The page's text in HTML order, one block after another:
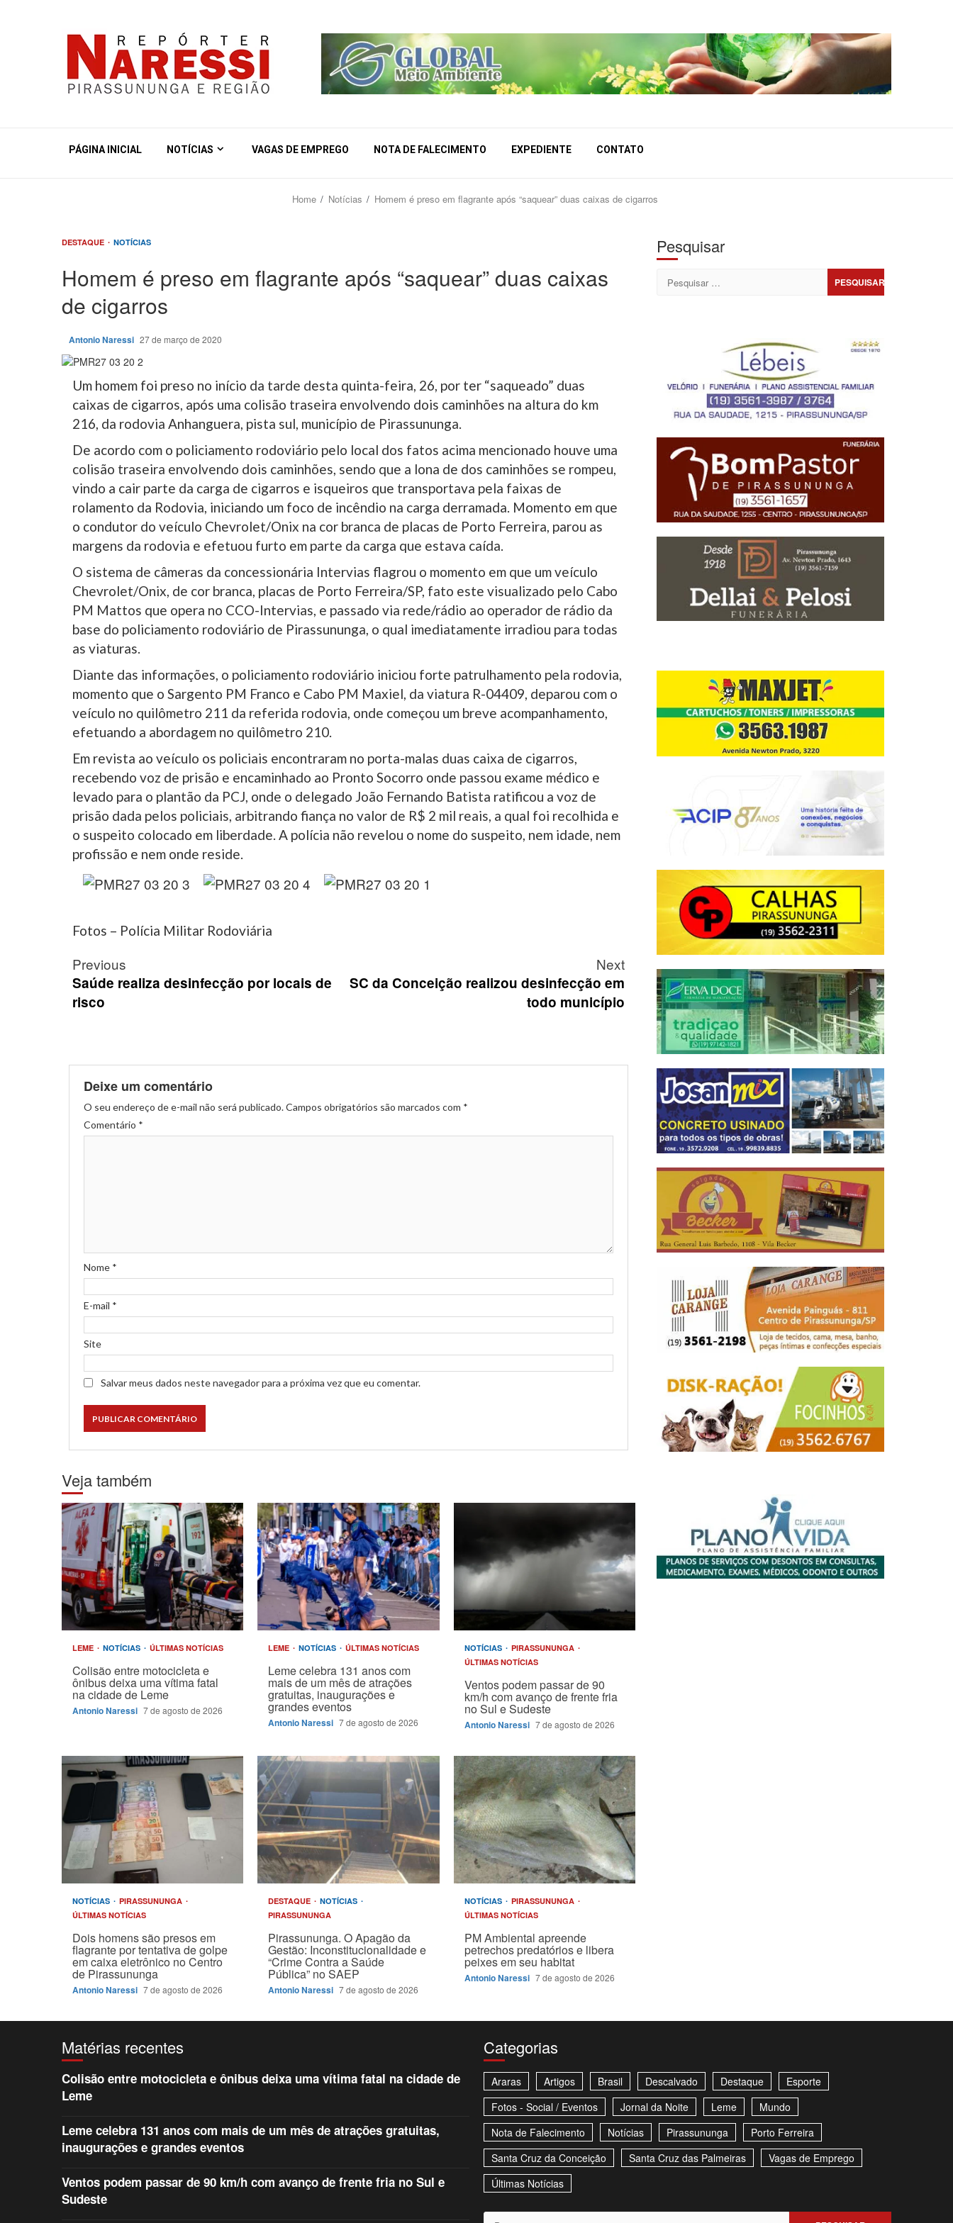
PÁGINA INICIAL NOTÍCIAS VAGAS DE EMPREGO NOTA DE FALECIMENTO EXPEDIENTE CONTATO
Home Notícias Homem é preso em flagrante após “saquear” duas caixas de cigarros
DESTAQUE NOTÍCIAS
Homem é preso em flagrante após “saquear” duas caixas
de cigarros
Antonio Naressi 27 de março de 2020
Um homem foi preso no início da tarde desta quinta-feira, 26, por ter “saqueado” duas
caixas de cigarros, após uma colisão traseira envolvendo dois caminhões na altura do km
216, da rodovia Anhanguera, pista sul, município de Pirassununga.
De acordo com o policiamento rodoviário pelo local dos fatos acima mencionado houve uma
colisão traseira envolvendo dois caminhões, sendo que a lona de dos caminhões se rompeu,
vindo a cair parte da carga de cigarros e isqueiros que transportava pela faixas de
rolamento da Rodovia, iniciando um foco de incêndio na carga derramada. Momento em que
o condutor do veículo Chevrolet/Onix na cor branca de placas de Porto Ferreira, parou as
margens da rodovia e efetuou furto em parte da carga que estava caída.
O sistema de câmeras da concessionária Intervias flagrou o momento em que um veículo
Chevrolet/Onix, de cor branca, placas de Porto Ferreira/SP, fato este visualizado pelo Cabo
PM Mattos que opera no CCO-Intervias, e passado via rede/rádio ao operador de rádio da
base do policiamento rodoviário de Pirassununga, o qual imediatamente irradiou para todas
as viaturas.
Diante das informações, o policiamento rodoviário iniciou forte patrulhamento pela rodovia,
momento que o Sargento PM Franco e Cabo PM Maxiel, da viatura R-04409, deparou com o
veículo no quilômetro 211 da referida rodovia, onde começou um breve acompanhamento,
efetuando a abordagem no quilômetro 210.
Em revista ao veículo os policiais encontraram no porta-malas duas caixa de cigarros,
recebendo voz de prisão e encaminhado ao Pronto Socorro onde passou exame médico e
levado para o plantão da PCJ, onde o delegado João Fernando Batista ratificou a voz de
prisão dada pelos policiais, arbitrando fiança no valor de R$ 2 mil reais, a qual foi recolhida e
o suspeito colocado em liberdade. A polícia não revelou o nome do suspeito, nem idade, nem
profissão e nem onde reside.
Fotos – Polícia Militar Rodoviária
Post
navigation
Previous
Saúde realiza desinfecção por locais de
risco
Next
SC da Conceição realizou desinfecção em
todo município
Deixe um comentário
O seu endereço de e-mail não será publicado.Campos obrigatórios são marcados com *
Comentário *
Nome *
E-mail *
Site
Salvar meus dados neste navegador para a próxima vez que eu comentar.
Veja também
LEME NOTÍCIAS ÚLTIMAS NOTÍCIAS
Colisão entre motocicleta e
ônibus deixa uma vítima fatal
na cidade de Leme
Antonio Naressi 7 de agosto de 2026
LEME NOTÍCIAS ÚLTIMAS NOTÍCIAS
Leme celebra 131 anos com
mais de um mês de atrações
gratuitas, inaugurações e
grandes eventos
Antonio Naressi 7 de agosto de 2026
NOTÍCIAS
PIRASSUNUNGA
ÚLTIMAS NOTÍCIAS
Ventos podem passar de 90
km/h com avanço de frente fria
no Sul e Sudeste
Antonio Naressi 7 de agosto de 2026
NOTÍCIAS
PIRASSUNUNGA
ÚLTIMAS NOTÍCIAS
Dois homens são presos em
flagrante por tentativa de golpe
em caixa eletrônico no Centro
de Pirassununga
Antonio Naressi 7 de agosto de 2026
DESTAQUE
NOTÍCIAS
PIRASSUNUNGA
Pirassununga. O Apagão da
Gestão: Inconstitucionalidade e
“Crime Contra a Saúde
Pública” no SAEP
Antonio Naressi 7 de agosto de 2026
NOTÍCIAS
PIRASSUNUNGA
ÚLTIMAS NOTÍCIAS
PM Ambiental apreende
petrechos predatórios e libera
peixes em seu habitat
Antonio Naressi 7 de agosto de 2026
Pesquisar
Pesquisar
Matérias recentes
Colisão entre motocicleta e ônibus deixa uma vítima fatal na cidade de
Leme
Leme celebra 131 anos com mais de um mês de atrações gratuitas,
inaugurações e grandes eventos
Ventos podem passar de 90 km/h com avanço de frente fria no Sul e
Sudeste
Categorias
Araras Artigos Brasil Descalvado Destaque
Esporte
Fotos - Social / Eventos
Jornal da Noite Leme
Mundo
Nota de Falecimento
Notícias Pirassununga
Porto Ferreira
Santa Cruz da Conceição
Santa Cruz das Palmeiras
Vagas de Emprego
Últimas Notícias